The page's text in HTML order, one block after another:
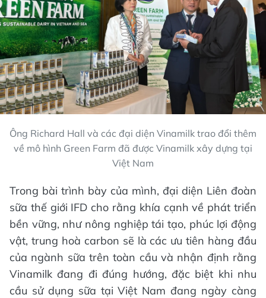
Ông Richard Hall và các đại diện Vinamilk trao đổi thêm
về mô hình Green Farm đã được Vinamilk xây dựng tại
Việt Nam
Trong bài trình bày của mình, đại diện Liên đoàn
sữa thế giới IFD cho rằng khía cạnh về phát triển
bền vững, như nông nghiệp tái tạo, phúc lợi động
vật, trung hoà carbon sẽ là các ưu tiên hàng đầu
của ngành sữa trên toàn cầu và nhận định rằng
Vinamilk đang đi đúng hướng, đặc biệt khi nhu
cầu sử dụng sữa tại Việt Nam đang ngày càng